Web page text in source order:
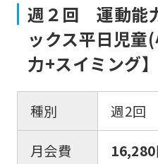
週２回 運動能
ックス平日児童
力+スイミング】
種別
週2回
月会費